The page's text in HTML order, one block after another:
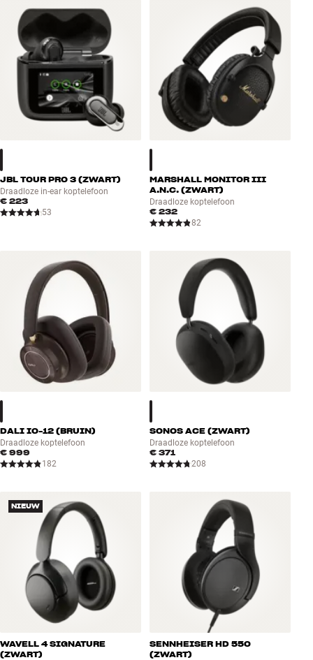
JBL TOUR PRO 3 (ZWART)
Draadloze in-ear koptelefoon
€ 223
53
MARSHALL MONITOR III
A.N.C. (ZWART)
Draadloze koptelefoon
€ 232
82
DALI IO-12 (BRUIN)
Draadloze koptelefoon
€ 999
182
SONOS ACE (ZWART)
Draadloze koptelefoon
€ 371
208
NIEUW
WAVELL 4 SIGNATURE
(ZWART)
SENNHEISER HD 550
(ZWART)